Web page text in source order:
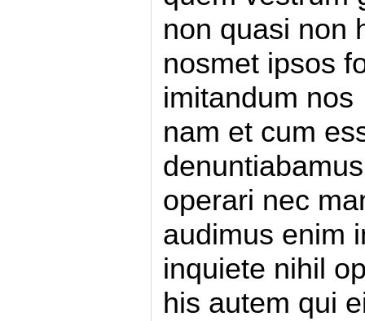
non quasi non
nosmet ipsos
imitandum nos
nam et cum
operari nec
audimus enim
inquiete nihil
his autem qui